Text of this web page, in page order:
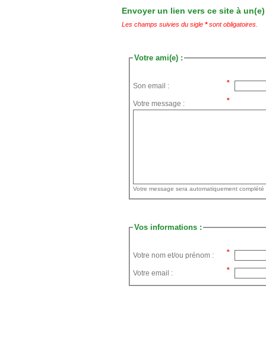
Envoyer un lien vers ce site à
Les champs suivies du sigle *sont obligatoires.
Votre ami(e) :
Son email :
Votre message :
Vos informations :
Votre nom et/ou prénom :
Votre email :